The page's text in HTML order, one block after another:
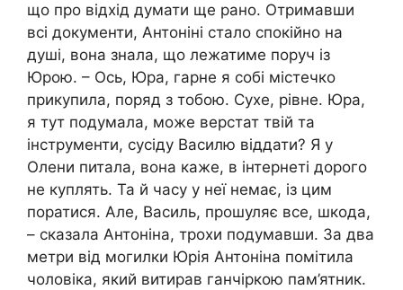
що про відхід думати ще рано. Отримавши
всі документи, Антоніні стало спокійно на
душі, вона знала, що лежатиме поруч із
Юрою. – Ось, Юра, гарне я собі містечко
прикупила, поряд з тобою. Сухе, рівне. Юра,
я тут подумала, може верстат твій та
інструменти, сусіду Василю віддати? Я у
Олени питала, вона каже, в інтернеті дорого
не куплять. Та й часу у неї немає, із цим
поратися. Але, Василь, прошуляє все, шкода,
– сказала Антоніна, трохи подумавши. За два
метри від могилки Юрія Антоніна помітила
чоловіка, який витирав ганчіркою пам’ятник.